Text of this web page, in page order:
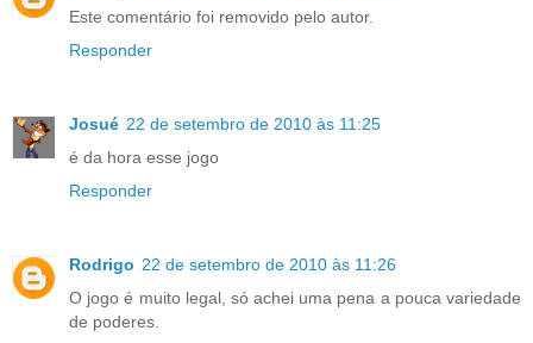
Este comentário foi removido pelo autor.
Responder
Josué 22 de setembro de 2010 às 11:25
é da hora esse jogo
Responder
Rodrigo 22 de setembro de 2010 às 11:26
O jogo é muito legal, só achei uma pena a pouca variedade
de poderes.